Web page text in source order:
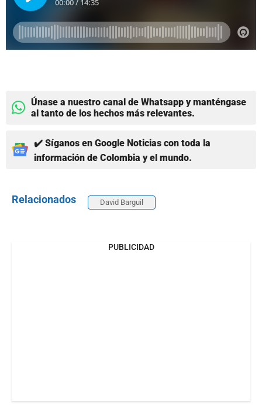
Únase a nuestro canal de Whatsapp y manténgase
al tanto de los hechos más relevantes.
✔️ Síganos en Google Noticias con toda la
información de Colombia y el mundo.
Relacionados David Barguil
PUBLICIDAD